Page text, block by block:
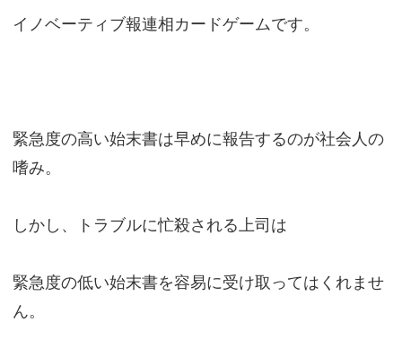
イノベーティブ報連相カードゲームです。
緊急度の高い始末書は早めに報告するのが社会人の
嗜み。
しかし、トラブルに忙殺される上司は
緊急度の低い始末書を容易に受け取ってはくれませ
ん。